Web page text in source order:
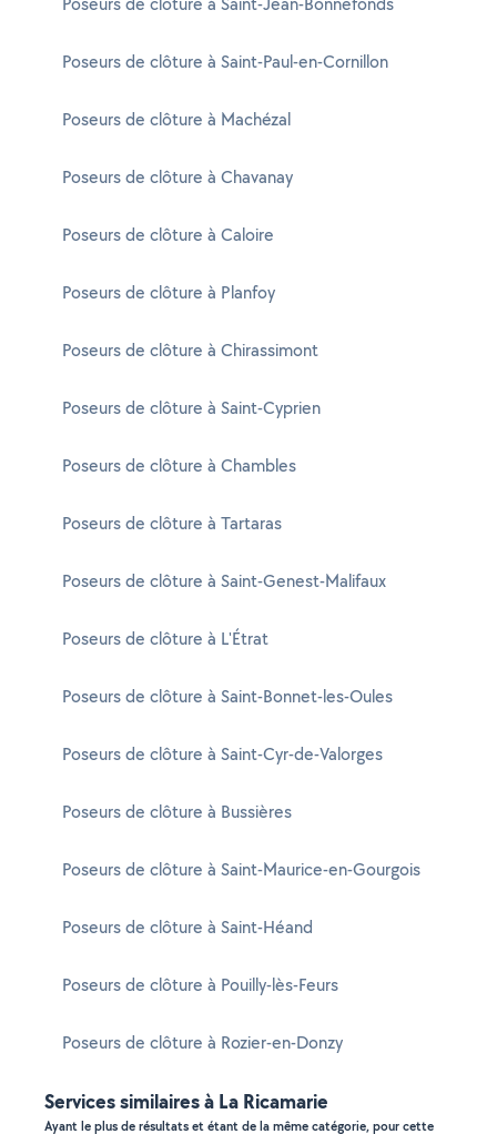
Poseurs de clôture à Saint-Paul-en-Cornillon
Poseurs de clôture à Machézal
Poseurs de clôture à Chavanay
Poseurs de clôture à Caloire
Poseurs de clôture à Planfoy
Poseurs de clôture à Chirassimont
Poseurs de clôture à Saint-Cyprien
Poseurs de clôture à Chambles
Poseurs de clôture à Tartaras
Poseurs de clôture à Saint-Genest-Malifaux
Poseurs de clôture à L'Étrat
Poseurs de clôture à Saint-Bonnet-les-Oules
Poseurs de clôture à Saint-Cyr-de-Valorges
Poseurs de clôture à Bussières
Poseurs de clôture à Saint-Maurice-en-Gourgois
Poseurs de clôture à Saint-Héand
Poseurs de clôture à Pouilly-lès-Feurs
Poseurs de clôture à Rozier-en-Donzy
Services similaires à La Ricamarie
Ayant le plus de résultats et étant de la même catégorie, pour cette